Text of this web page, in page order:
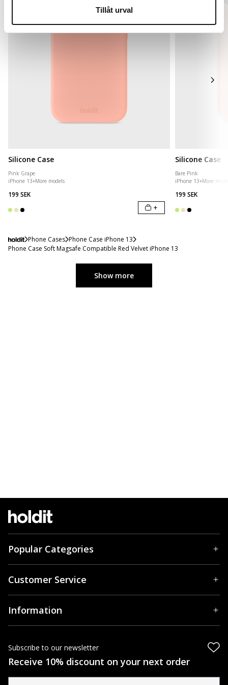
Tillåt urval
Silicone Case
Pink Grape
iPhone 13+More models
199 SEK
+
Silicone Case
Bare Pink
iPhone 13+More
199 SEK
Phone Cases Phone Case iPhone 13
Phone Case Soft Magsafe Compatible Red Velvet iPhone 13
Show more
Popular Categories
Customer Service
Information
Subscribe to our newsletter
Receive 10% discount on your next order